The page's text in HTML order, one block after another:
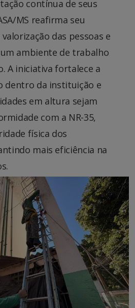
contínua de seus
MS reafirma seu
das pessoas e
ambiente de trabalho
A iniciativa fortalece a
dentro da instituição e
em altura sejam
com a NR-35,
física dos
mais eficiência na